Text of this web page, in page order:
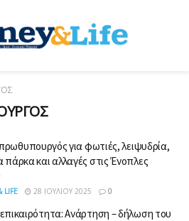
πρωθυπουργός για φωτιές, λειψυδρία,
πάρκα και αλλαγές στις Ένοπλες
LIFE 28 ΙΟΥΛΊΟΥ 2025 0
Ανάρτηση – δήλωση του